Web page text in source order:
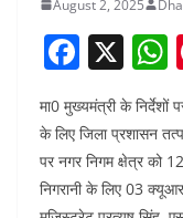
August 2, 2025
F
a
c
e
b
X
s
मा0 मुख्यमंत्री के निर्देशों
के लिए जिला प्रशासन
पर नगर निगम क्षेत्र को
निगरानी के लिए 03